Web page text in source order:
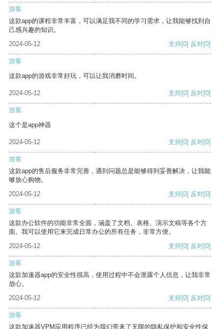
游客
这款app的课程非常丰富，可以满足我不同的学习需求，让我能够找到自
己感兴趣的知识。
2024-05-12
支持[0] 反对[0]
游客
这款app的游戏非常好玩，可以让我消磨时间。
2024-05-12 支持[0] 反对[0]
游客
这个是app神器
2024-05-12 支持[0] 反对[0]
游客
这款app的售后服务非常完善，遇到问题总是能够得到妥善解决，让我能
够放心购物。
2024-05-12
支持[0] 反对[0]
游客
这款办公软件的功能非常全面，涵盖了文档、表格、演示文稿等各个方
面。我可以使用它来完成日常办公的所有任务，非常方便。
2024-05-12
支持[0] 反对[0]
游客
这款加速器app的安全性很高，使用过程中不会泄露个人信息，让我非常
放心。
2024-05-12
支持[0] 反对[0]
游客
这款加速器VPM应用程序已经为我们带来了无限的隐私保护和安全性保